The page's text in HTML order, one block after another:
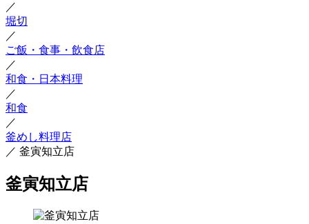
／
堀切
／
ご飯・食事・飲食店
／
和食・日本料理
／
和食
／
釜めし料理店
／ 釜寅知立店
釜寅知立店